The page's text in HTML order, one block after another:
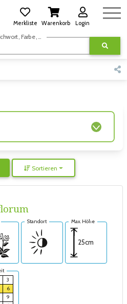
Merkliste Warenkorb Login
Suchen nach Kategorie, Name, Stichwort, Farbe, usw.
Sortieren
Standort Max. Höhe
25cm
3
6
9